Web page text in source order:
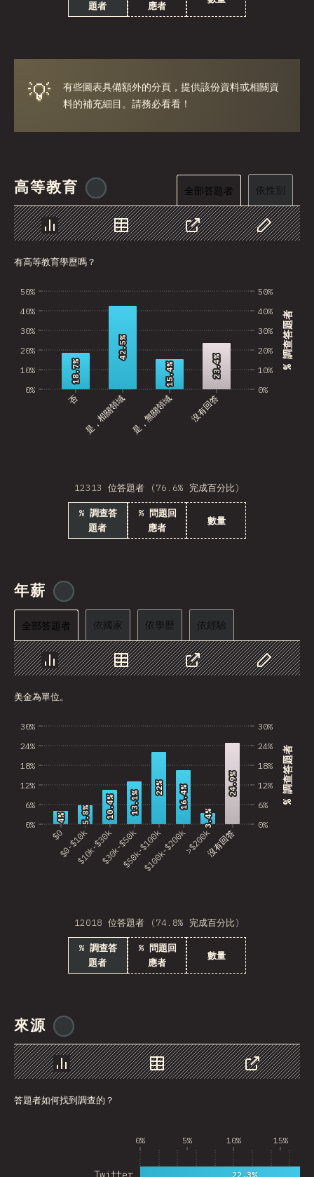
Togo
Suriname
Tanzania
Brunei
GRD
Burkina Faso
VCT
Kyrgyzstan
BMU
Montenegro
PRK
Kuwait
Uganda
Myanmar
GIB
Tajikistan
Trinidad and Tobago
New Caledonia
Azerbaijan
BRB
MDV
Puerto Rico
Honduras
Jordan
題者
應者
💡
有些圖表具備額外的分頁，提供該份資料或相關資
料的補充細目。請務必看看！
高等教育 全部答題者 依性別
圖表 資料 分享
自訂資料
有高等教育學歷嗎？
0%
10%
20%
30%
40%
50%
% 調查答題者
否 是，相關領域 是，無關領域 沒有回答
0%
10%
20%
30%
40%
50%
18.7%
18.7%
42.5%
42.5%
15.4%
15.4% 23.4%
23.4%
12313 位答題者 (76.6% 完成百分比)
% 調查答
題者
% 問題回
應者
數量
年薪
全部答題者 依國家 依學歷 依經驗
圖表 資料 分享
自訂資料
美金為單位。
0%
6%
12%
18%
24%
30%
% 調查答題者
$0$0-$10k$10k-$30k$30k-$50k$50k-$100k$100k-$200k>$200k沒有回答
0%
6%
12%
18%
24%
30%
4%
4% 5.8%
5.8% 10.4%
10.4% 13.1%
13.1%
22%
22% 16.4%
16.4%
3.4%
3.4%
24.9%
24.9%
12018 位答題者 (74.8% 完成百分比)
% 調查答
題者
% 問題回
應者
數量
來源
圖表 資料
分享
答題者如何找到調查的？
0% 5% 10% 15%
22.3%